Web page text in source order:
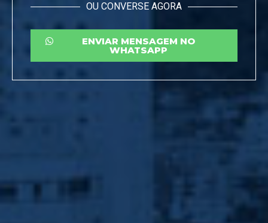
OU CONVERSE AGORA
ENVIAR MENSAGEM NO
WHATSAPP